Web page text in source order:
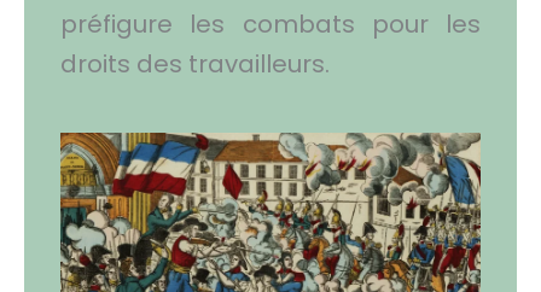
préfigure les combats pour les
droits des travailleurs.